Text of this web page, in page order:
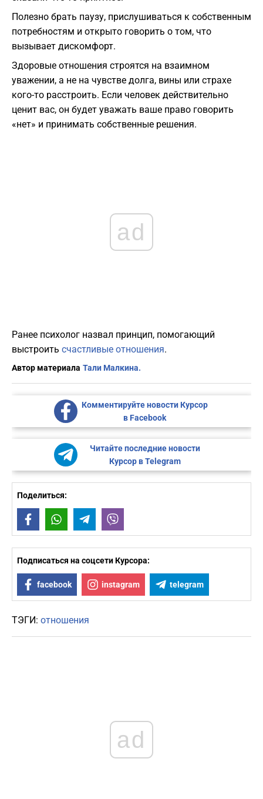
Полезно брать паузу, прислушиваться к собственным
потребностям и открыто говорить о том, что
вызывает дискомфорт.
Здоровые отношения строятся на взаимном
уважении, а не на чувстве долга, вины или страхе
кого-то расстроить. Если человек действительно
ценит вас, он будет уважать ваше право говорить
«нет» и принимать собственные решения.
ad
Ранее психолог назвал принцип, помогающий
выстроить счастливые отношения.
Автор материала Тали Малкина.
Комментируйте новости Курсор
в Facebook
Читайте последние новости
Курсор в Telegram
Поделиться:
FacebookWhatsAppTelegram
Подписаться на соцсети Курсора:
facebook instagram telegram
ТЭГИ: отношения
ad